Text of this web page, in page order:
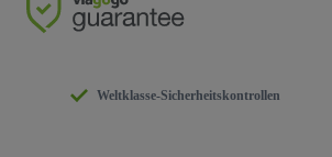
Weltklasse-Sicherheitskontrollen